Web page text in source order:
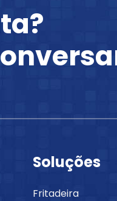
Soluções
Fritadeira